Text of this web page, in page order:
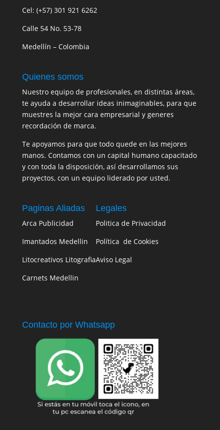
Cel: (+57) 301 921 6262
Calle 54 No. 53-78
Medellín – Colombia
Quienes somos
Nuestro equipo de profesionales, en distintas áreas,
te ayuda a desarrollar ideas inimaginables, para que
muestres la mejor cara empresarial y generes
recordación de marca.
Te apoyamos para que todo quede en las mejores
manos. Contamos con un capital humano capacitado
y con toda la disposición, así desarrollamos sus
proyectos, con un equipo liderado por usted.
Paginas Aliadas
Arca Publicidad
Imantados Medellin
Litocreativos Litografia
Carnets Medellin
Legales
Politica de Privacidad
Política de Cookies
Aviso Legal
Contacto por Whatsapp